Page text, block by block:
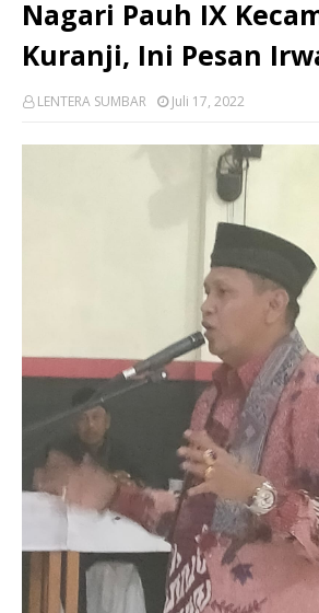
Nagari Pauh IX
Kuranji, Ini Pesan
LENTERA SUMBAR Juli 17, 2022